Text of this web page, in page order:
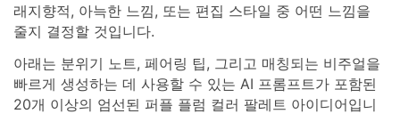
래지향적, 아늑한 느낌, 또는 편집 스타일 중 어떤 느낌을
줄지 결정할 것입니다.
아래는 분위기 노트, 페어링 팁, 그리고 매칭되는 비주얼을
빠르게 생성하는 데 사용할 수 있는 AI 프롬프트가 포함된
20개 이상의 엄선된 퍼플 플럼 컬러 팔레트 아이디어입니